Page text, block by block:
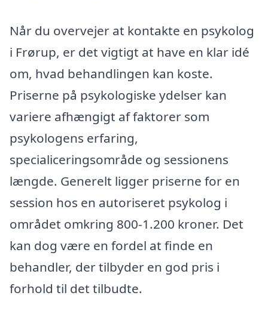
Når du overvejer at kontakte en psykolog
i Frørup, er det vigtigt at have en klar idé
om, hvad behandlingen kan koste.
Priserne på psykologiske ydelser kan
variere afhængigt af faktorer som
psykologens erfaring,
specialiceringsområde og sessionens
længde. Generelt ligger priserne for en
session hos en autoriseret psykolog i
området omkring 800-1.200 kroner. Det
kan dog være en fordel at finde en
behandler, der tilbyder en god pris i
forhold til det tilbudte.